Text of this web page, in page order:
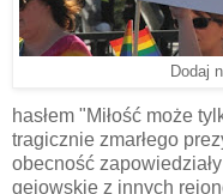
Dodaj
hasłem "Miłość może
tragicznie zmarłego
obecność
gejowskie z innych